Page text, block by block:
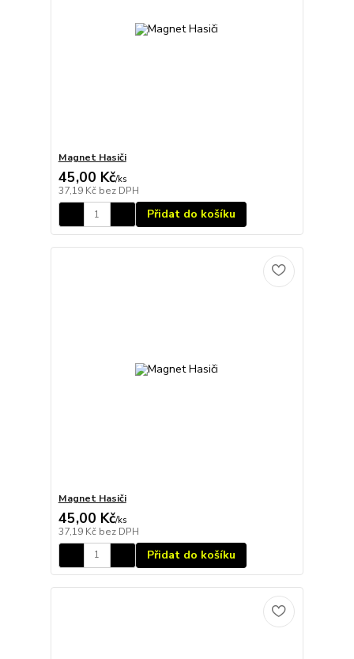
Magnet Hasiči
45,00 Kč/ks
37,19 Kč bez DPH
Přidat do košíku
Magnet Hasiči
45,00 Kč/ks
37,19 Kč bez DPH
Přidat do košíku